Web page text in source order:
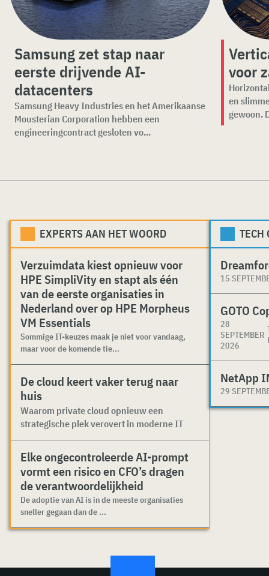
Samsung zet stap naar
eerste drijvende AI-
datacenters
Samsung Heavy Industries en het Amerikaanse
Mousterian Corporation hebben een
engineeringcontract gesloten vo...
voor
en
gewoon.
EXPERTS AAN HET WOORD
Verzuimdata kiest opnieuw voor
HPE SimpliVity en stapt als één
van de eerste organisaties in
Nederland over op HPE Morpheus
VM Essentials
Sommige IT-keuzes maak je niet voor vandaag,
maar voor de komende tie...
De cloud keert vaker terug naar
huis
Waarom private cloud opnieuw een
strategische plek verovert in moderne IT
Elke ongecontroleerde AI-prompt
vormt een risico en CFO’s dragen
de verantwoordelijkheid
De adoptie van AI is in de meeste organisaties
sneller gegaan dan de ...
TECH
15
GOTO
28
SEPTEMBER
2026
NetApp
29